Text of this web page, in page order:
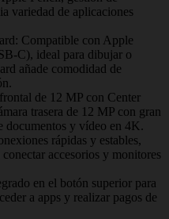
variedad de aplicaciones
Compatible con Apple
C), ideal para dibujar o
añade comodidad de
de 12 MP con Center
trasera de 12 MP con gran
documentos y vídeo en 4K.
rápidas y estables,
accesorios y monitores
en el botón superior para
a apps y realizar pagos de